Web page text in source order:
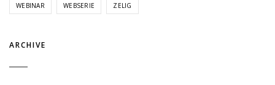
WEBINAR WEBSERIE ZELIG
ARCHIVE